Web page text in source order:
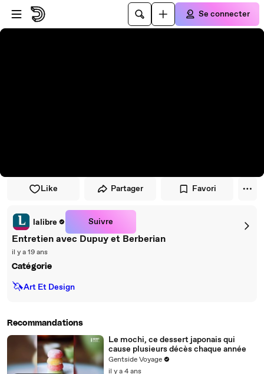
Passer au player
Passer au contenu principal
Se connecter
Like Partager Favori
lalibre Suivre
Entretien avec Dupuy et Berberian
il y a 19 ans
Catégorie
🦄Art Et Design
Recommandations
Le mochi, ce dessert japonais qui
cause plusieurs décès chaque année
Gentside Voyage
il y a 4 ans